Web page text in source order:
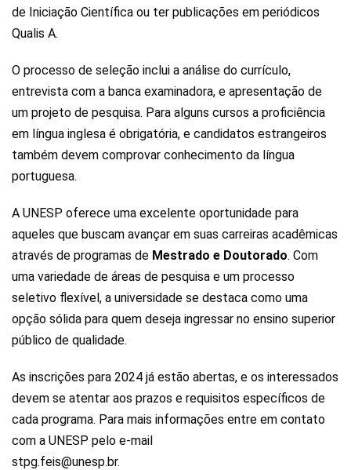
de Iniciação Científica ou ter publicações em periódicos
Qualis A​.
O processo de seleção inclui a análise do currículo,
entrevista com a banca examinadora, e apresentação de
um projeto de pesquisa. Para alguns cursos a proficiência
em língua inglesa é obrigatória, e candidatos estrangeiros
também devem comprovar conhecimento da língua
portuguesa.
​A UNESP oferece uma excelente oportunidade para
aqueles que buscam avançar em suas carreiras acadêmicas
através de programas de Mestrado e Doutorado. Com
uma variedade de áreas de pesquisa e um processo
seletivo flexível, a universidade se destaca como uma
opção sólida para quem deseja ingressar no ensino superior
público de qualidade.
As inscrições para 2024 já estão abertas, e os interessados
devem se atentar aos prazos e requisitos específicos de
cada programa. Para mais informações entre em contato
com a UNESP pelo e-mail
stpg.feis@unesp.br.